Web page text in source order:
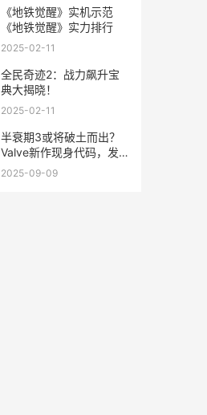
《地铁觉醒》实机示范
《地铁觉醒》实力排行
2025-02-11
全民奇迹2：战力飙升宝
典大揭晓！
2025-02-11
半衰期3或将破土而出？
Valve新作现身代码，发
布窗口浮出水面 半衰期cs
2025-09-09